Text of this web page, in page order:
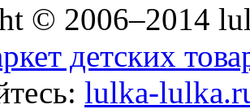
© 2006–2014
детских
lulka-